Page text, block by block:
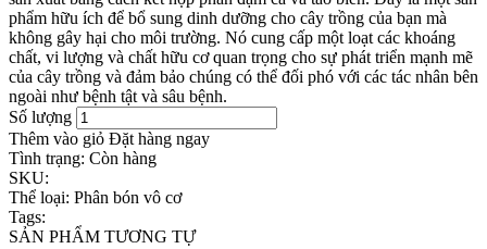
phẩm hữu ích để bổ sung dinh dưỡng cho cây trồng của bạn mà
không gây hại cho môi trường. Nó cung cấp một loạt các khoáng
chất, vi lượng và chất hữu cơ quan trọng cho sự phát triển mạnh mẽ
của cây trồng và đảm bảo chúng có thể đối phó với các tác nhân bên
ngoài như bệnh tật và sâu bệnh.
Số lượng
Thêm vào giỏ Đặt hàng ngay
Tình trạng: Còn hàng
SKU:
Thể loại: Phân bón vô cơ
Tags:
SẢN PHẨM TƯƠNG TỰ